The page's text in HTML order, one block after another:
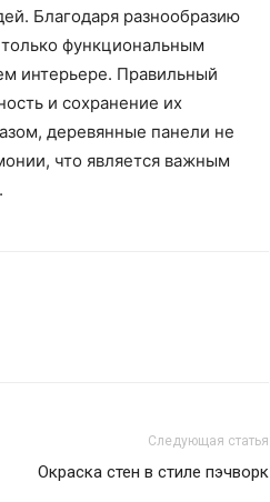
Благодаря разнообразию
функциональным
интерьере. Правильный
и сохранение их
деревянные панели не
что является важным
Следующая статья
Окраска стен в стиле пэчворк